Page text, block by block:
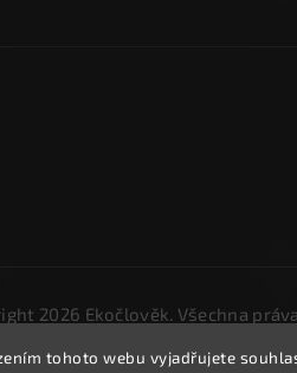
tohoto webu vyjadřujete
2026 Ekočlověk. Všechna